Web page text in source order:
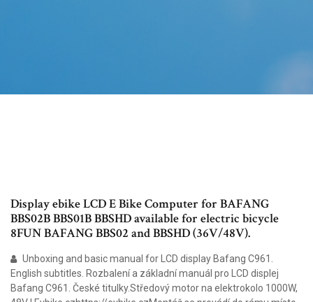
Display ebike LCD E Bike Computer for BAFANG
BBS02B BBS01B BBSHD available for electric bicycle
8FUN BAFANG BBS02 and BBSHD (36V/48V).
Unboxing and basic manual for LCD display Bafang C961.
English subtitles. Rozbalení a základní manuál pro LCD displej
Bafang C961. České titulky.Středový motor na elektrokolo 1000W,